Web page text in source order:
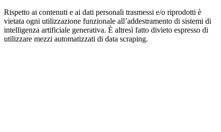
Rispetto ai contenuti e ai dati personali trasmessi e/o riprodotti è
vietata ogni utilizzazione funzionale all’addestramento di sistemi di
intelligenza artificiale generativa. È altresì fatto divieto espresso di
utilizzare mezzi automatizzati di data scraping.